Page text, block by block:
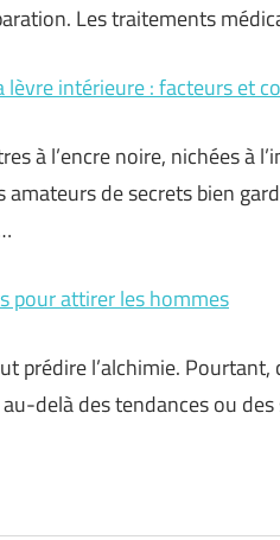
Les traitements
lèvre intérieure : facteurs et
à l’encre noire, nichées à
amateurs de secrets bien
pour attirer les hommes
prédire l’alchimie.
delà des tendances ou des